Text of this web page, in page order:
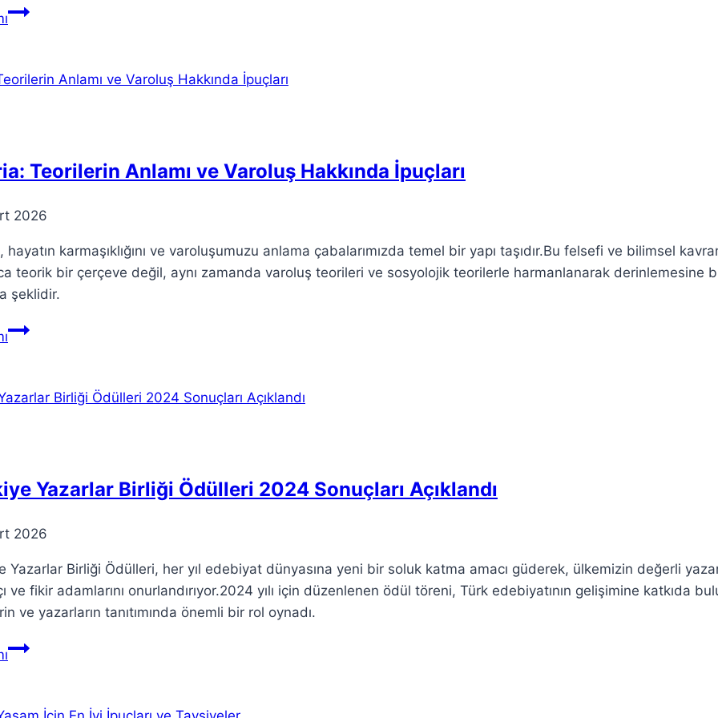
Nightpay:
Tüyler
Teorilerin Anlamı ve Varoluş Hakkında İpuçları
2026
hayatın karmaşıklığını ve varoluşumuzu anlama çabalarımızda temel bir yapı taşıdır.Bu felsefi ve bilimsel
teorik bir çerçeve değil, aynı zamanda varoluş teorileri ve sosyolojik teorilerle harmanlanarak derinlemesine
şeklidir.
Teoria:
ve
Yazarlar Birliği Ödülleri 2024 Sonuçları Açıklandı
2026
Yazarlar Birliği Ödülleri, her yıl edebiyat dünyasına yeni bir soluk katma amacı güderek, ülkemizin değerli
ve fikir adamlarını onurlandırıyor.2024 yılı için düzenlenen ödül töreni, Türk edebiyatının gelişimine katkıda
ve yazarların tanıtımında önemli bir rol oynadı.
Türkiye
Ödülleri